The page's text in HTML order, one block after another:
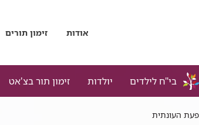
אודות זימון תורים
בי"ח לילדים יולדות זימון תור בצ'אט
העונתית